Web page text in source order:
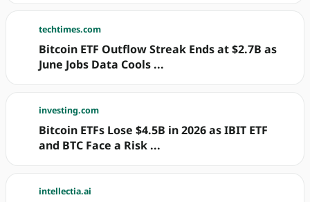
techtimes.com
Bitcoin ETF Outflow Streak Ends at $2.7B as
June Jobs Data Cools ...
investing.com
Bitcoin ETFs Lose $4.5B in 2026 as IBIT ETF
and BTC Face a Risk ...
intellectia.ai